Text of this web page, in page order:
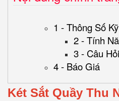
1 - Thông Số
2 - Tính
3 - Câu
4 - Báo Giá
Két Sắt Quầy Thu